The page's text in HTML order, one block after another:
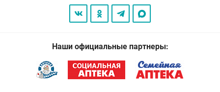
Наши официальные партнеры: